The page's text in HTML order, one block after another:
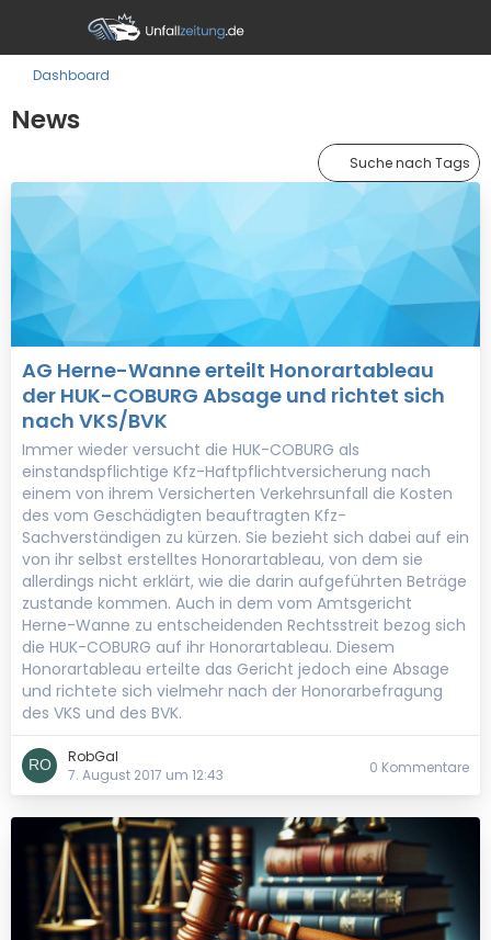
Dashboard
News
Suche nach Tags
AG Herne-Wanne erteilt Honorartableau
der HUK-COBURG Absage und richtet sich
nach VKS/BVK
Immer wieder versucht die HUK-COBURG als
einstandspflichtige Kfz-Haftpflichtversicherung nach
einem von ihrem Versicherten Verkehrsunfall die Kosten
des vom Geschädigten beauftragten Kfz-
Sachverständigen zu kürzen. Sie bezieht sich dabei auf ein
von ihr selbst erstelltes Honorartableau, von dem sie
allerdings nicht erklärt, wie die darin aufgeführten Beträge
zustande kommen. Auch in dem vom Amtsgericht
Herne-Wanne zu entscheidenden Rechtsstreit bezog sich
die HUK-COBURG auf ihr Honorartableau. Diesem
Honorartableau erteilte das Gericht jedoch eine Absage
und richtete sich vielmehr nach der Honorarbefragung
des VKS und des BVK.
RobGal
7. August 2017 um 12:43
0 Kommentare